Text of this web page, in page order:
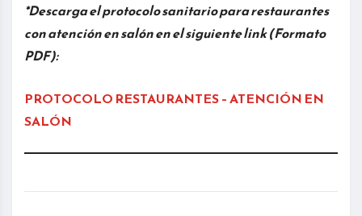
*Descarga el protocolo sanitario para restaurantes
con atención en salón en el siguiente link (Formato
PDF):
PROTOCOLO RESTAURANTES – ATENCIÓN EN
SALÓN